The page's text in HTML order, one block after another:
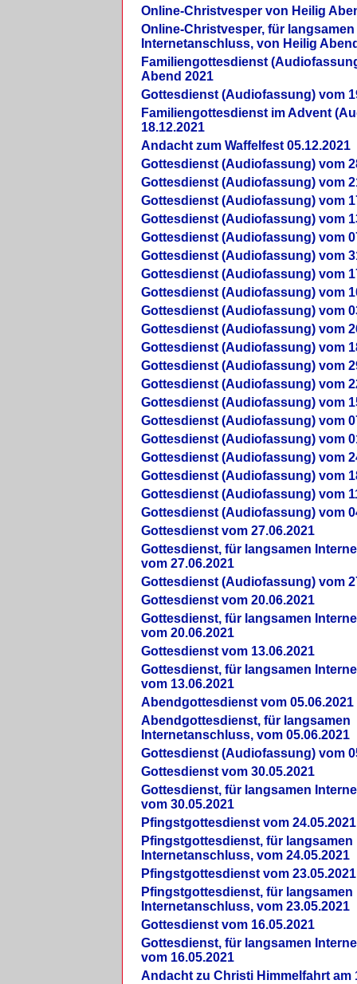
Online-Christvesper von Heilig
Online-Christvesper, für langsamen
Internetanschluss, von Heilig
Familiengottesdienst
Abend 2021
Gottesdienst (Audiofassung) vom
Familiengottesdienst im Advent
18.12.2021
Andacht zum Waffelfest 05.12.2021
Gottesdienst (Audiofassung) vom
Gottesdienst (Audiofassung) vom
Gottesdienst (Audiofassung) vom
Gottesdienst (Audiofassung) vom
Gottesdienst (Audiofassung) vom
Gottesdienst (Audiofassung) vom
Gottesdienst (Audiofassung) vom
Gottesdienst (Audiofassung) vom
Gottesdienst (Audiofassung) vom
Gottesdienst (Audiofassung) vom
Gottesdienst (Audiofassung) vom
Gottesdienst (Audiofassung) vom
Gottesdienst (Audiofassung) vom
Gottesdienst (Audiofassung) vom
Gottesdienst (Audiofassung) vom
Gottesdienst (Audiofassung) vom
Gottesdienst (Audiofassung) vom
Gottesdienst (Audiofassung) vom
Gottesdienst (Audiofassung) vom
Gottesdienst (Audiofassung) vom
Gottesdienst vom 27.06.2021
Gottesdienst, für langsamen
vom 27.06.2021
Gottesdienst (Audiofassung) vom
Gottesdienst vom 20.06.2021
Gottesdienst, für langsamen
vom 20.06.2021
Gottesdienst vom 13.06.2021
Gottesdienst, für langsamen
vom 13.06.2021
Abendgottesdienst vom 05.06.2021
Abendgottesdienst, für langsamen
Internetanschluss, vom 05.06.2021
Gottesdienst (Audiofassung) vom
Gottesdienst vom 30.05.2021
Gottesdienst, für langsamen
vom 30.05.2021
Pfingstgottesdienst vom 24.05.2021
Pfingstgottesdienst, für langsamen
Internetanschluss, vom 24.05.2021
Pfingstgottesdienst vom 23.05.2021
Pfingstgottesdienst, für langsamen
Internetanschluss, vom 23.05.2021
Gottesdienst vom 16.05.2021
Gottesdienst, für langsamen
vom 16.05.2021
Andacht zu Christi Himmelfahrt am